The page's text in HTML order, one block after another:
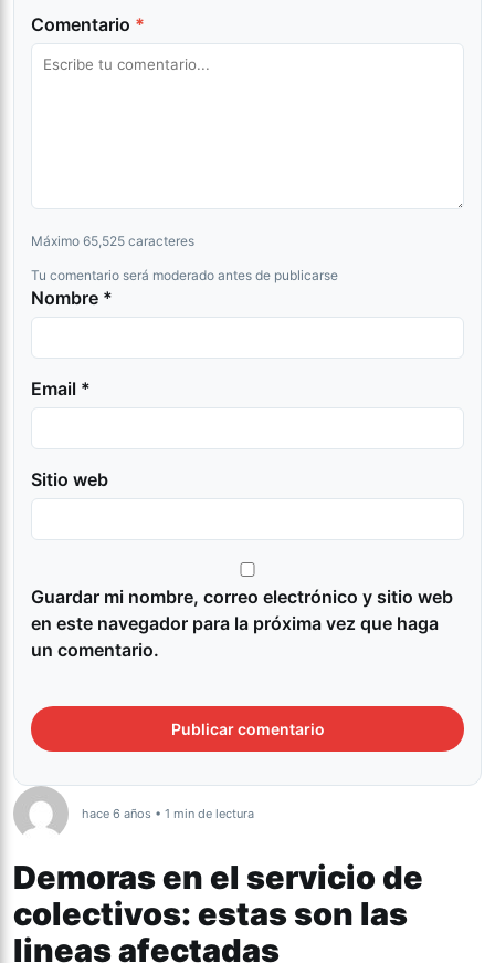
Comentario *
Máximo 65,525 caracteres
Tu comentario será moderado antes de publicarse
Nombre *
Email *
Sitio web
Guardar mi nombre, correo electrónico y sitio web
en este navegador para la próxima vez que haga
un comentario.
hace 6 años • 1 min de lectura
Demoras en el servicio de
colectivos: estas son las
lineas afectadas